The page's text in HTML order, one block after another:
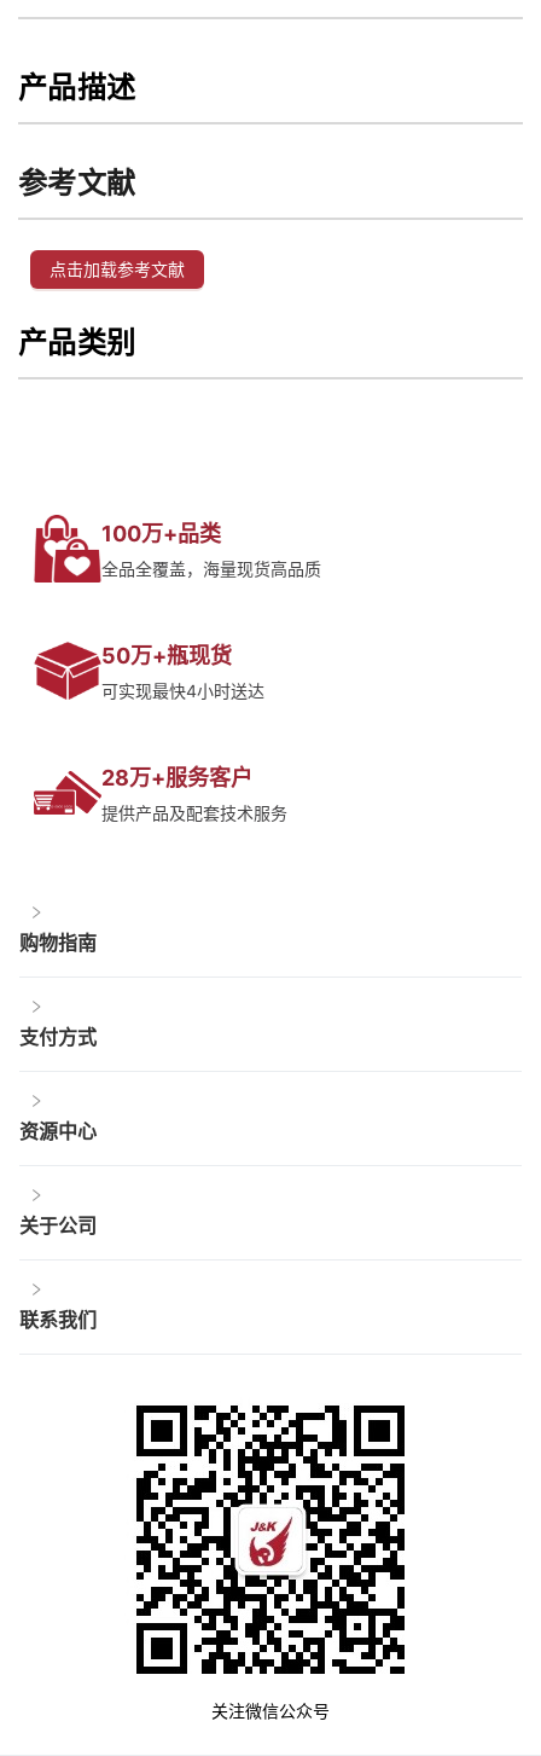
产品描述
参考文献
点击加载参考文献
产品类别
100万+品类
全品全覆盖，海量现货高品质
50万+瓶现货
可实现最快4小时送达
28万+服务客户
提供产品及配套技术服务
购物指南
支付方式
资源中心
关于公司
联系我们
关注微信公众号